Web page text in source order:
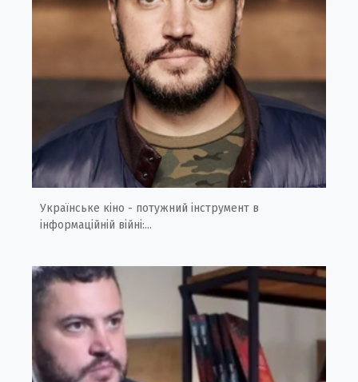
Українське кіно - потужний інструмент в
інформаційній війні:...